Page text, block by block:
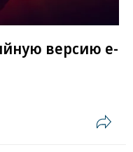
версию e-